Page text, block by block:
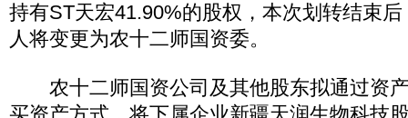
持有ST天宏41.90%的股权，本次划转结束
人将变更为农十二师国资委。
农十二师国资公司及其他股东拟通过资